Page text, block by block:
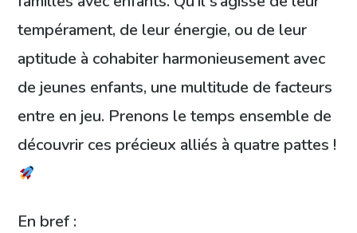
tempérament, de leur énergie, ou de leur
aptitude à cohabiter harmonieusement avec
de jeunes enfants, une multitude de facteurs
entre en jeu. Prenons le temps ensemble de
découvrir ces précieux alliés à quatre pattes !
En bref :